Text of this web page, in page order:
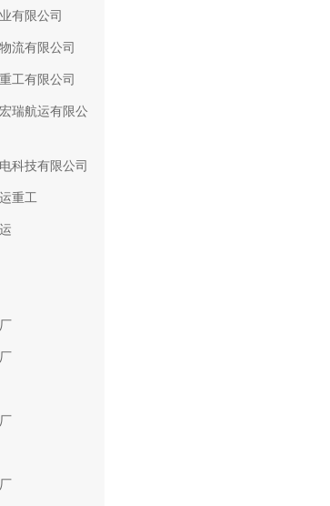
有限公司
流有限公司
工有限公司
瑞航运有限公
科技有限公司
重工